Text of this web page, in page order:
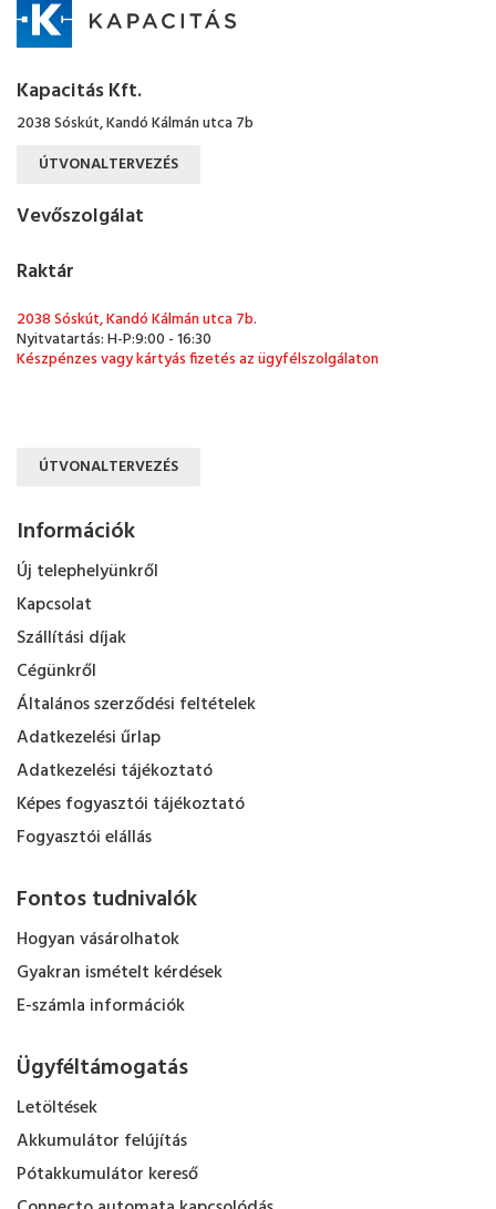
Kapacitás Kft.
2038 Sóskút, Kandó Kálmán utca 7b
ÚTVONALTERVEZÉS
Vevőszolgálat
Raktár
2038 Sóskút, Kandó Kálmán utca 7b.
Nyitvatartás: H-P:9:00 - 16:30
Készpénzes vagy kártyás fizetés az ügyfélszolgálaton
ÚTVONALTERVEZÉS
Információk
Új telephelyünkről
Kapcsolat
Szállítási díjak
Cégünkről
Általános szerződési feltételek
Adatkezelési űrlap
Adatkezelési tájékoztató
Képes fogyasztói tájékoztató
Fogyasztói elállás
Fontos tudnivalók
Hogyan vásárolhatok
Gyakran ismételt kérdések
E-számla információk
Ügyféltámogatás
Letöltések
Akkumulátor felújítás
Pótakkumulátor kereső